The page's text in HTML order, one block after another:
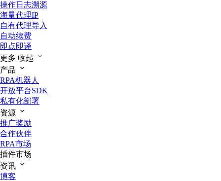
操作日志溯源
海量代理IP
自有代理导入
自动续费
即点即译
更多 收起
产品
RPA机器人
开放平台SDK
私有化部署
资源
推广奖励
合作伙伴
RPA市场
插件市场
资讯
博客